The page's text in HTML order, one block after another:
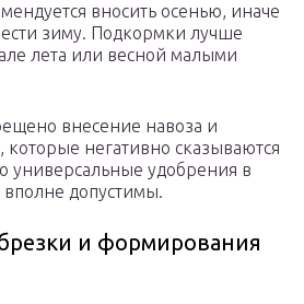
вносить осенью, иначе
зиму. Подкормки лучше
лета или весной малыми
внесение навоза и
негативно сказываются
универсальные удобрения в
допустимы.
и формирования